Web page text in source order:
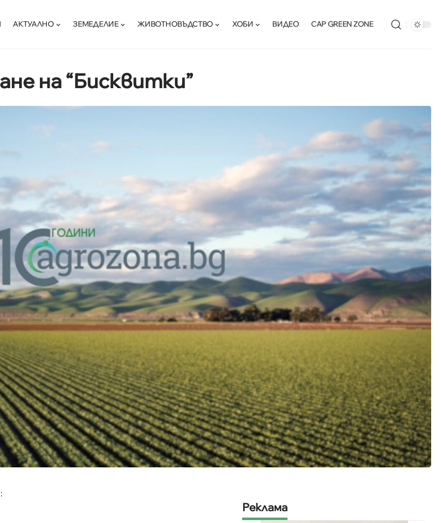
АКТУАЛНО ЗЕМЕДЕЛИЕ ЖИВОТНОВЪДСТВО ХОБИ ВИДЕО CAP GREEN ZONE
на “Бисквитки”
Реклама